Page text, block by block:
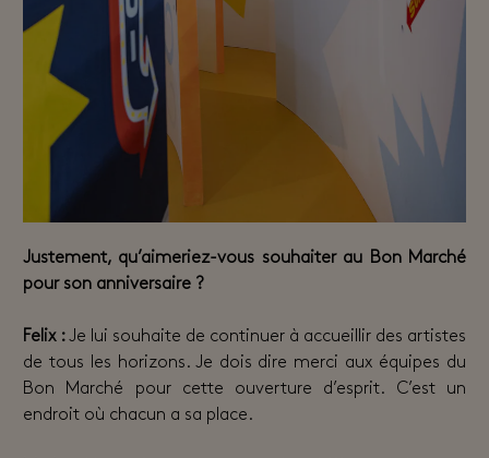
Justement, qu’aimeriez-vous souhaiter au Bon Marché
pour son anniversaire ?
Felix :Je lui souhaite de continuer à accueillir des artistes
de tous les horizons. Je dois dire merci aux équipes du
Bon Marché pour cette ouverture d’esprit. C’est un
endroit où chacun a sa place.